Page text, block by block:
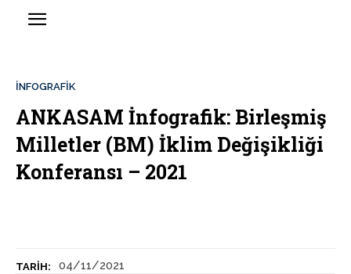
TARIH: 04/11/2021
İNFOGRAFIK
ANKASAM İnfografik: Birleşmiş
Milletler (BM) İklim Değişikliği
Konferansı – 2021